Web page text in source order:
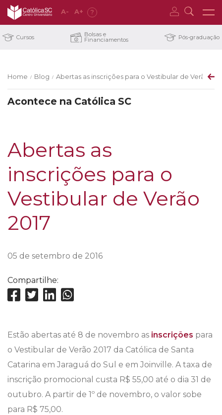
A- A+ ?
Cursos Bolsas e
Financiamentos Pós-graduação
Home / Blog / Abertas as inscrições para o Vestibular de Verão
Acontece na Católica SC
Abertas as
inscrições para o
Vestibular de Verão
2017
05 de setembro de 2016
Compartilhe:
Estão abertas até 8 de novembro as inscrições para
o Vestibular de Verão 2017 da Católica de Santa
Catarina em Jaraguá do Sul e em Joinville. A taxa de
inscrição promocional custa R$ 55,00 até o dia 31 de
outubro. A partir de 1º de novembro, o valor sobe
para R$ 75,00.